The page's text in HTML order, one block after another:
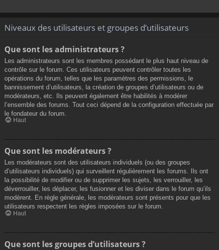
Niveaux des utilisateurs et groupes d’utilisateurs
Que sont les administrateurs ?
Les administrateurs sont les membres possédant le plus haut niveau de
contrôle sur le forum. Ces utilisateurs peuvent contrôler toutes les
opérations du forum, telles que les paramètres des permissions, le
bannissement d’utilisateurs, la création de groupes d’utilisateurs ou de
modérateurs, etc. Ils peuvent également être habilités à modérer
l’ensemble des forums. Tout ceci dépend de la configuration effectuée par
le fondateur du forum.
Haut
Que sont les modérateurs ?
Les modérateurs sont des utilisateurs individuels (ou des groupes
d’utilisateurs individuels) qui surveillent régulièrement les forums. Ils ont
la possibilité de modifier ou de supprimer les sujets, les verrouiller, les
déverrouiller, les déplacer, les fusionner et les diviser dans le forum qu’ils
modèrent. En règle générale, les modérateurs sont présents pour que les
utilisateurs respectent les règles imposées sur le forum.
Haut
Que sont les groupes d’utilisateurs ?